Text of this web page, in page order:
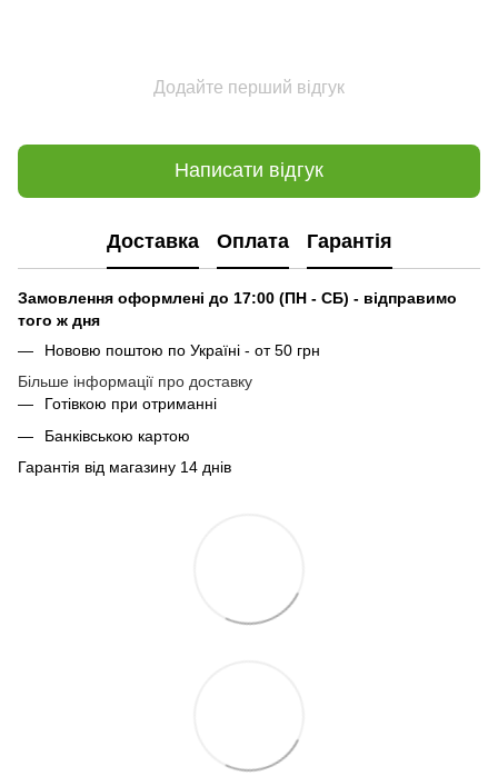
Додайте перший відгук
Написати відгук
Доставка Оплата Гарантія
Замовлення оформлені до 17:00 (ПН - СБ) - відправимо
того ж дня
Нововю поштою по Україні - от 50 грн
Більше інформації про доставку
Готівкою при отриманні
Банківською картою
Гарантія від магазину 14 днів